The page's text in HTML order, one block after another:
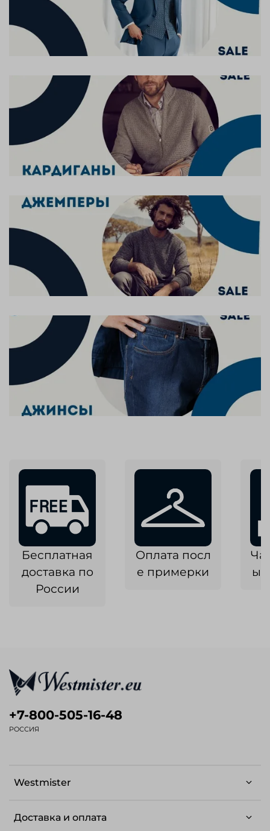
Бесплатная
доставка по
России
Оплата посл
е примерки
Westmister
Доставка и оплата
+7-800-505-16-48
РОССИЯ